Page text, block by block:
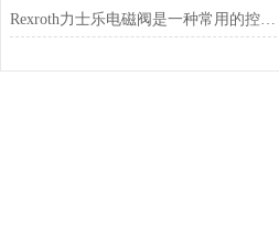
Rexroth力士乐电磁阀是一种常用的控制元件